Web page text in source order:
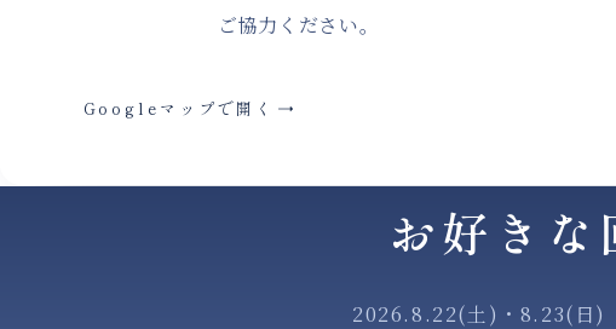
ご協力ください。
Googleマップで開く →
お好きな
2026.8.22(土)・ 8.23(日)